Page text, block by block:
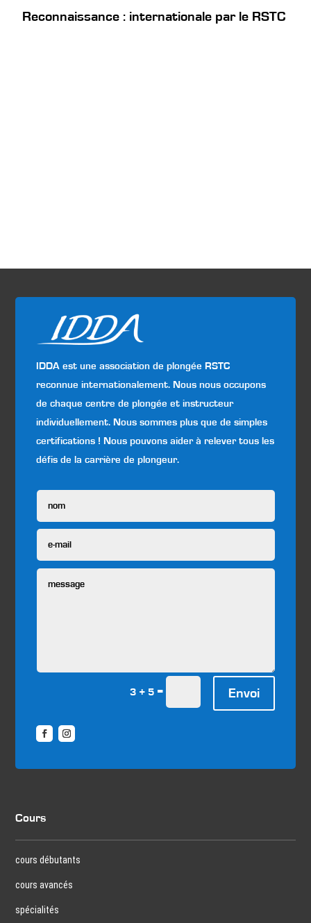
Reconnaissance : internationale par le RSTC
IDDA est une association de plongée RSTC
reconnue internationalement. Nous nous occupons
de chaque centre de plongée et instructeur
individuellement. Nous sommes plus que de simples
certifications ! Nous pouvons aider à relever tous les
défis de la carrière de plongeur.
3 + 5= Envoi
Cours
cours débutants
cours avancés
spécialités